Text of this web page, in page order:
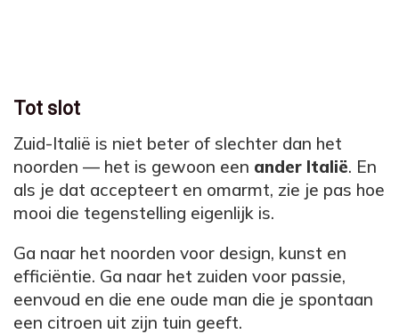
Tot slot
Zuid-Italië is niet beter of slechter dan het
noorden — het is gewoon een ander Italië. En
als je dat accepteert en omarmt, zie je pas hoe
mooi die tegenstelling eigenlijk is.
Ga naar het noorden voor design, kunst en
efficiëntie. Ga naar het zuiden voor passie,
eenvoud en die ene oude man die je spontaan
een citroen uit zijn tuin geeft.